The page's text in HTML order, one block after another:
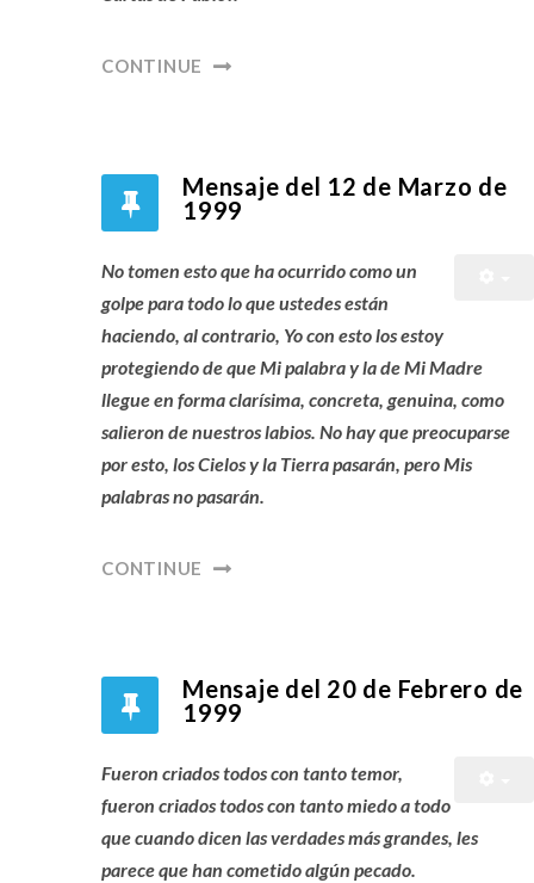
CONTINUE
Mensaje del 12 de Marzo de
1999
No tomen esto que ha ocurrido como un
golpe para todo lo que ustedes están
haciendo, al contrario, Yo con esto los estoy
protegiendo de que Mi palabra y la de Mi Madre
llegue en forma clarísima, concreta, genuina, como
salieron de nuestros labios. No hay que preocuparse
por esto, los Cielos y la Tierra pasarán, pero Mis
palabras no pasarán.
CONTINUE
Mensaje del 20 de Febrero de
1999
Fueron criados todos con tanto temor,
fueron criados todos con tanto miedo a todo
que cuando dicen las verdades más grandes, les
parece que han cometido algún pecado.